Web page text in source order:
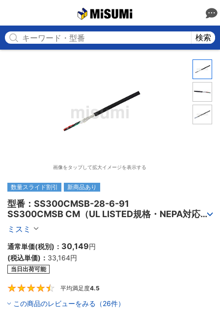
検索
画像をタップして拡大イメージを表示する
数量スライド割引 新商品あり
型番：SS300CMSB-28-6-91
SS300CMSB CM（UL LISTED規格・NEPA対応）
細径 シールド付
ミスミ
通常単価(税別)： 30,149円
(税込単価)： 33,164円
当日出荷可能
平均満足度4.5
この商品のレビューをみる（26件）